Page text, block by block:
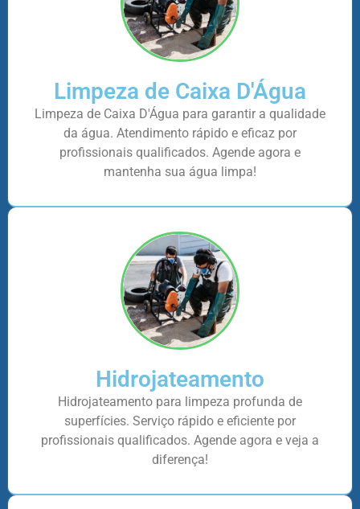
Limpeza de Caixa D'Água
Limpeza de Caixa D'Água para garantir a qualidade
da água. Atendimento rápido e eficaz por
profissionais qualificados. Agende agora e
mantenha sua água limpa!
Hidrojateamento
Hidrojateamento para limpeza profunda de
superfícies. Serviço rápido e eficiente por
profissionais qualificados. Agende agora e veja a
diferença!